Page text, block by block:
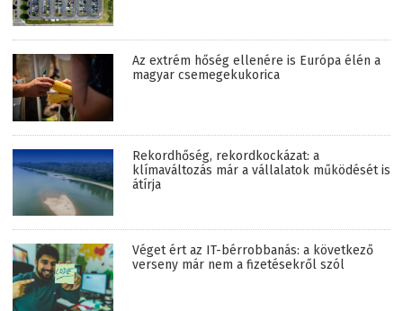
Az extrém hőség ellenére is Európa élén a
magyar csemegekukorica
Rekordhőség, rekordkockázat: a
klímaváltozás már a vállalatok működését is
átírja
Véget ért az IT-bérrobbanás: a következő
verseny már nem a fizetésekről szól